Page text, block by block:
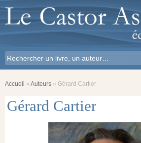
Accueil » Auteurs » Gérard Cartier
Gérard Cartier